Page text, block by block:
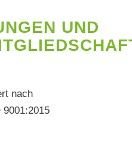
UND
nach
9001:2015